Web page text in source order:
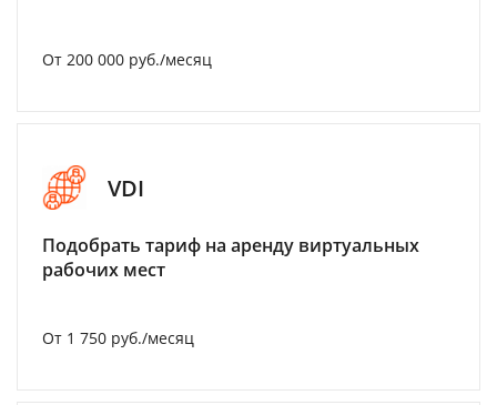
От 200 000 руб./месяц
VDI
Подобрать тариф на аренду виртуальных
рабочих мест
От 1 750 руб./месяц